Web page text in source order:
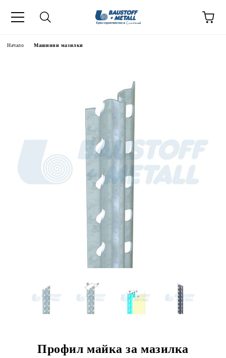
Начало Машинни мазилки
Профил майка за мазилка